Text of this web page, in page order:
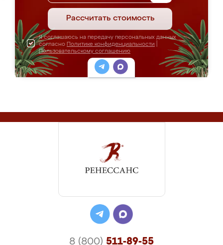
Рассчитать стоимость
Я соглашаюсь на передачу персональных данных
согласно Политике конфиденциальности
Пользовательскому соглашению
8 (800) 511-89-55